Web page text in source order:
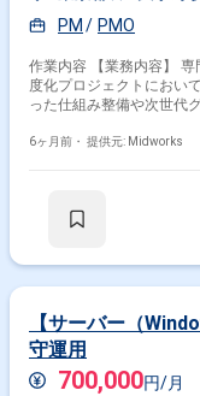
PM
PMO
作業内容 【業務内容】 専門商社におけるグループ全体のセキュリティ高
度化プロジェクトにおい
った仕組み整備や次世代
推進し、資産・脆弱性の
PMO支援 ・TenableやASMを活用した資産・脆弱性の自動検出プロセス支
6ヶ月前・ 提供元: Midworks
【サーバー（
守運用
700,000円/月